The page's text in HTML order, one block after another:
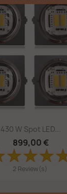
430 W Spot LED...
899,00 €
2 Review(s)